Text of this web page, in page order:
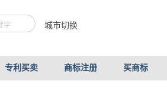
城市切换
专利买卖 商标注册 买商标